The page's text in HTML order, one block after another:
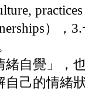
）
緒自覺」，
自己的情緒